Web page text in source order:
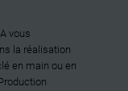
vous
la réalisation
en main ou en